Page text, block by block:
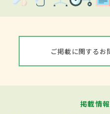
ご掲載に関するお
掲載情